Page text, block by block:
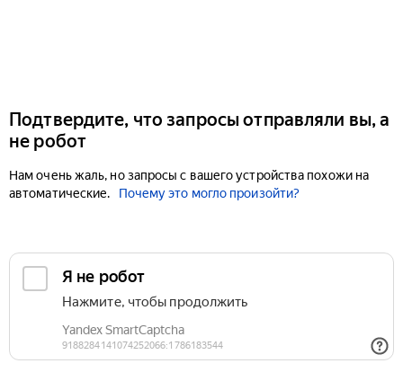
Подтвердите, что запросы отправляли вы, а
не робот
Нам очень жаль, но запросы с вашего устройства похожи на
автоматические.
Почему это могло произойти?